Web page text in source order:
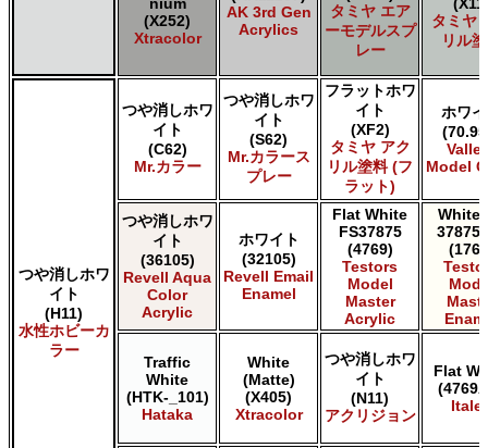
nium
(X252)
Xtracolor
AK 3rd Gen
Acrylics
タミヤ エア
ーモデルスプ
レー
タミヤ
リル
つや消しホワ
イト
(H11)
水性ホビーカ
ラー
つや消しホワ
イト
(C62)
Mr.カラー
つや消しホワ
イト
(S62)
Mr.カラース
プレー
フラットホワ
イト
(XF2)
タミヤ アク
リル塗料 (フ
ラット)
ホワ
Model
つや消しホワ
イト
(36105)
Revell Aqua
Color
Acrylic
ホワイト
(32105)
Revell Email
Enamel
Flat White
FS37875
(4769)
Testors
Model
Master
Acrylic
White
37875
Traffic
White
(HTK-_101)
Hataka
White
(Matte)
(X405)
Xtracolor
つや消しホワ
イト
(N11)
アクリジョン
Flat